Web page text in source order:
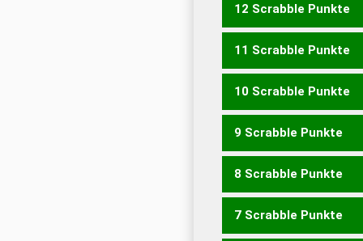
12 Scrabble Punkte
KANTOREN KARTONEN
11 Scrabble Punkte
KANTONE KARTONE
ORKANEN
10 Scrabble Punkte
KANONE KANTON
KONNTE KONTEN
KORANE KORNEA
KRONEN KROTEN
KANTERN KRANTEN
9 Scrabble Punkte
KANON KETON KNOTE
KORNE KOTEN KRONE
ANKERN ANKERT
KARNEN KARTEN
8 Scrabble Punkte
KARO KNOT KORE KORN
AKNEN AKTEN ANKEN
7 Scrabble Punkte